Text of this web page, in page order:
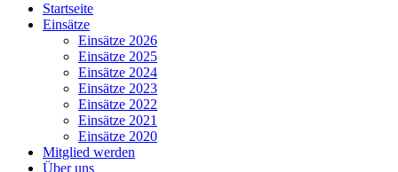
Startseite
Einsätze
Einsätze 2026
Einsätze 2025
Einsätze 2024
Einsätze 2023
Einsätze 2022
Einsätze 2021
Einsätze 2020
Mitglied werden
Über uns